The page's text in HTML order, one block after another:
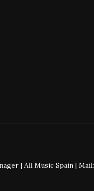
| All Music Spain | Mail: